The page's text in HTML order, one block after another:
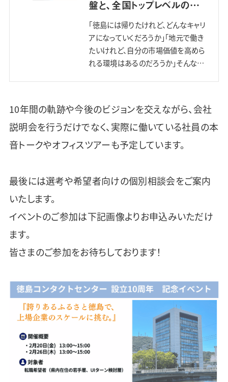
盤と、全国トップレベルの成
長を。｜設立10周年記念イ
ベント…
「徳島には帰りたけれど、どんなキャリ
アになっていくだろうか」「地元で働き
たいけれど、自分の市場価値を高めら
れる環境はあるのだろうか」そんなこ
10年間の軌跡や今後のビジョンを交えながら、会社
説明会を行うだけでなく、実際に働いている社員の本
音トークやオフィスツアーも予定しています。
最後には選考や希望者向けの個別相談会をご案内
いたします。
イベントのご参加は下記画像よりお申込みいただけ
ます。
皆さまのご参加をお待ちしております！